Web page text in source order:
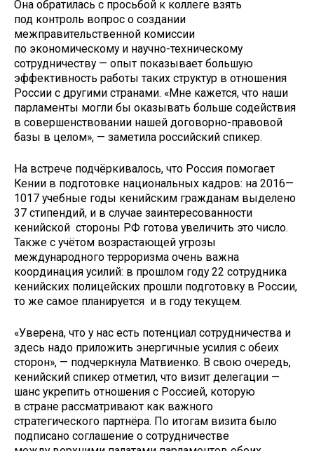
Она обратилась с просьбой к коллеге взять
под контроль вопрос о создании
межправительственной комиссии
по экономическому и научно-техническому
сотрудничеству — опыт показывает большую
эффективность работы таких структур в отношения
России с другими странами. «Мне кажется, что наши
парламенты могли бы оказывать больше содействия
в совершенствовании нашей договорно-правовой
базы в целом», — заметила российский спикер.
На встрече подчёркивалось, что Россия помогает
Кении в подготовке национальных кадров: на 2016—
1017 учебные годы кенийским гражданам выделено
37 стипендий, и в случае заинтересованности
кенийской стороны РФ готова увеличить это число.
Также с учётом возрастающей угрозы
международного терроризма очень важна
координация усилий: в прошлом году 22 сотрудника
кенийских полицейских прошли подготовку в России,
то же самое планируется и в году текущем.
«Уверена, что у нас есть потенциал сотрудничества и
здесь надо приложить энергичные усилия с обеих
сторон», — подчеркнула Матвиенко. В свою очередь,
кенийский спикер отметил, что визит делегации —
шанс укрепить отношения с Россией, которую
в стране рассматривают как важного
стратегического партнёра. По итогам визита было
подписано соглашение о сотрудничестве